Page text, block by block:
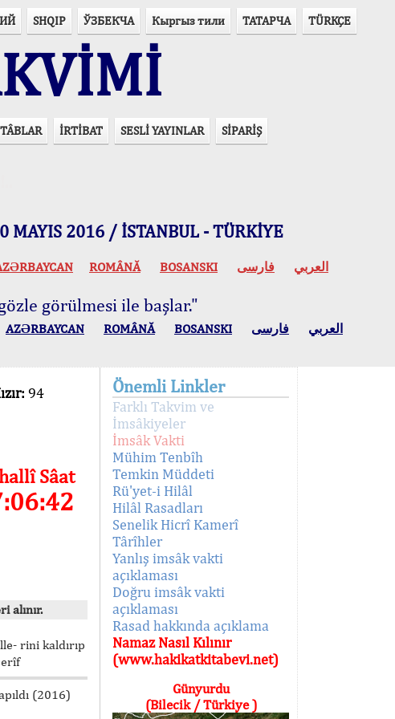
SHQIP ЎЗБЕКЧА Кыргыз тили ТАТАРЧА TÜRKÇE
İRTİBAT SESLİ YAYINLAR SİPARİŞ
2016 / İSTANBUL - TÜRKİYE
ROMÂNĂ BOSANSKI العربي فارسی
görülmesi ile başlar."
AZӘRBAYCAN ROMÂNĂ BOSANSKI العربي فارسی
94
Sâat
alınır.
rini kaldırıp
(2016)
Önemli Linkler
Farklı Takvim ve
İmsâkiyeler
İmsâk Vakti
Mühim Tenbîh
Temkin Müddeti
Rü'yet-i Hilâl
Hilâl Rasadları
Senelik Hicrî Kamerî
Târîhler
Yanlış imsâk vakti
açıklaması
Doğru imsâk vakti
açıklaması
Rasad hakkında açıklama
Namaz Nasıl Kılınır
(www.hakikatkitabevi.net)
Günyurdu
(Bilecik / Türkiye )